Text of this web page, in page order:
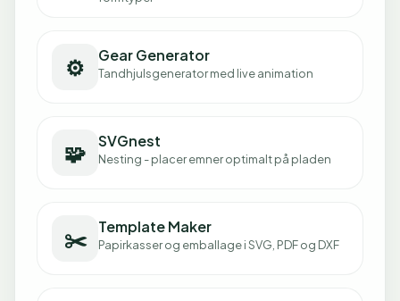
⚙️ Gear Generator
Tandhjulsgenerator med live animation
🧩 SVGnest
Nesting - placer emner optimalt på pladen
✂️ Template Maker
Papirkasser og emballage i SVG, PDF og DXF